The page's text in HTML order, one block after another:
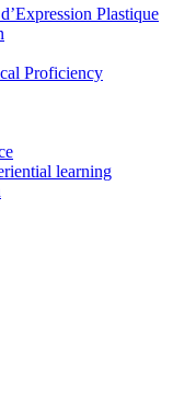
Plastique
Proficiency
learning